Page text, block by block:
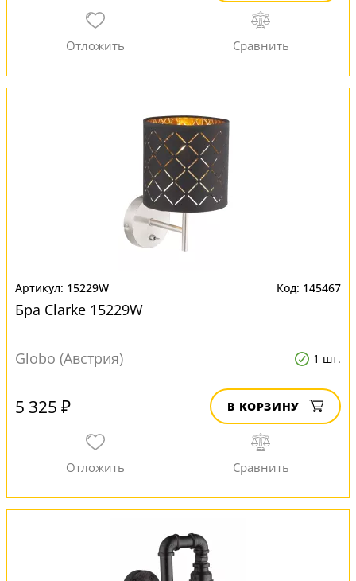
15229W 145467
Бра Clarke 15229W
Globo (Австрия) 1 шт.
5 325 ₽ В КОРЗИНУ